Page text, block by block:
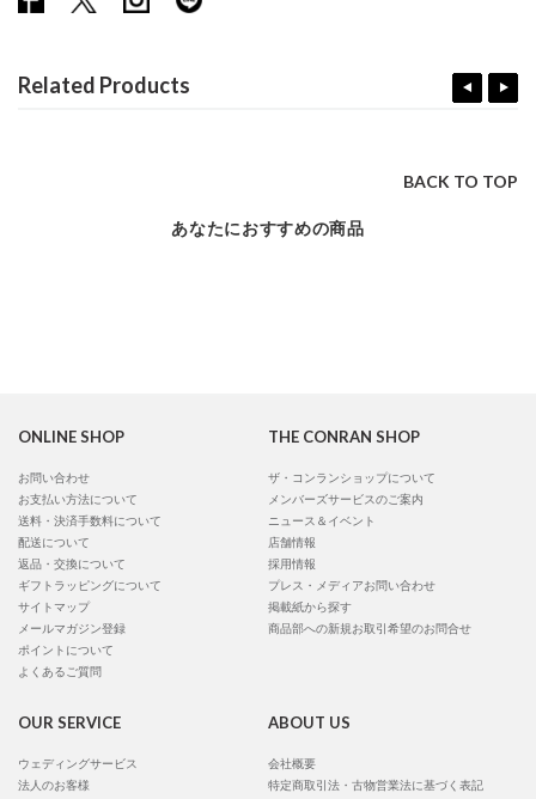
Related Products
BACK TO TOP
あなたにおすすめの商品
ONLINE SHOP
お問い合わせ
お支払い方法について
送料・決済手数料について
配送について
返品・交換について
ギフトラッピングについて
サイトマップ
メールマガジン登録
ポイントについて
よくあるご質問
THE CONRAN SHOP
ザ・コンランショップについて
メンバーズサービスのご案内
ニュース＆イベント
店舗情報
採用情報
プレス・メディアお問い合わせ
掲載紙から探す
商品部への新規お取引希望のお問合せ
OUR SERVICE
ウェディングサービス
法人のお客様
ABOUT US
会社概要
特定商取引法・古物営業法に基づく表記